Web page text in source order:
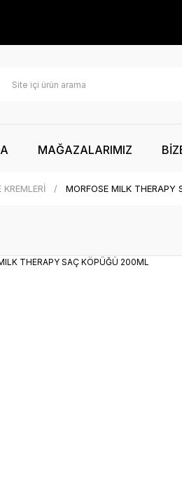
MAĞAZALARIMIZ
MORFOSE MILK THERAPY